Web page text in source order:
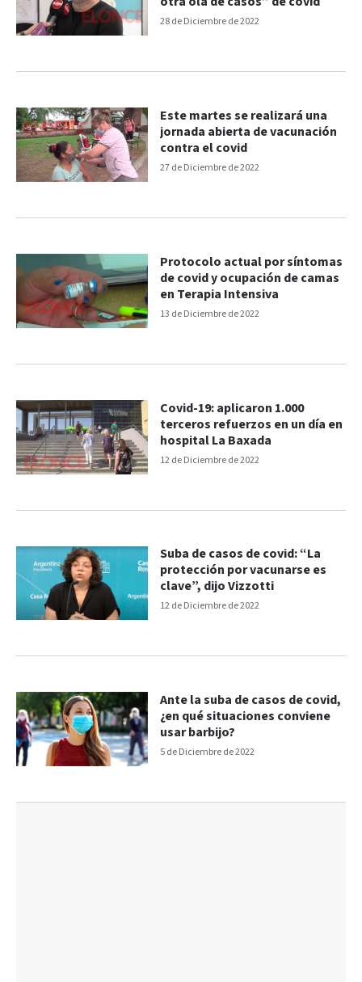
28 de Diciembre de 2022
27 de Diciembre de 2022
Este martes se realizará una
jornada abierta de vacunación
contra el covid
13 de Diciembre de 2022
Protocolo actual por síntomas
de covid y ocupación de camas
en Terapia Intensiva
12 de Diciembre de 2022
Covid-19: aplicaron 1.000
terceros refuerzos en un día en
hospital La Baxada
12 de Diciembre de 2022
Suba de casos de covid: “La
protección por vacunarse es
clave”, dijo Vizzotti
5 de Diciembre de 2022
Ante la suba de casos de covid,
¿en qué situaciones conviene
usar barbijo?